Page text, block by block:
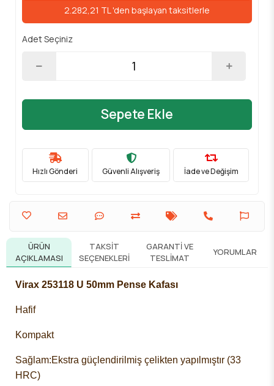
2.282,21 TL 'den başlayan taksitlerle
Adet Seçiniz
Sepete Ekle
Hızlı Gönderi Güvenli Alışveriş İade ve Değişim
ÜRÜN
AÇIKLAMASI
TAKSIT
SEÇENEKLERI
GARANTI VE
TESLIMAT
YORUMLAR
Virax 253118 U 50mm Pense Kafası
Hafif
Kompakt
Sağlam:Ekstra güçlendirilmiş çelikten yapılmıştır (33
HRC)